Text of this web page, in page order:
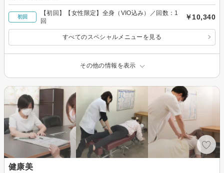
初回
【初回】【女性限定】全身（VIO込み）／回数：1
回
￥10,340
すべてのスペシャルメニューを見る
その他の情報を表示
健康美